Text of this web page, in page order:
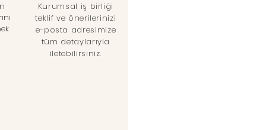
Kurumsal iş birliği
teklif ve önerilerinizi
e-posta adresimize
tüm detaylarıyla
iletebilirsiniz.